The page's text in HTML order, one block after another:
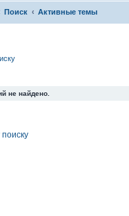
Поиск Активные темы
не найдено.